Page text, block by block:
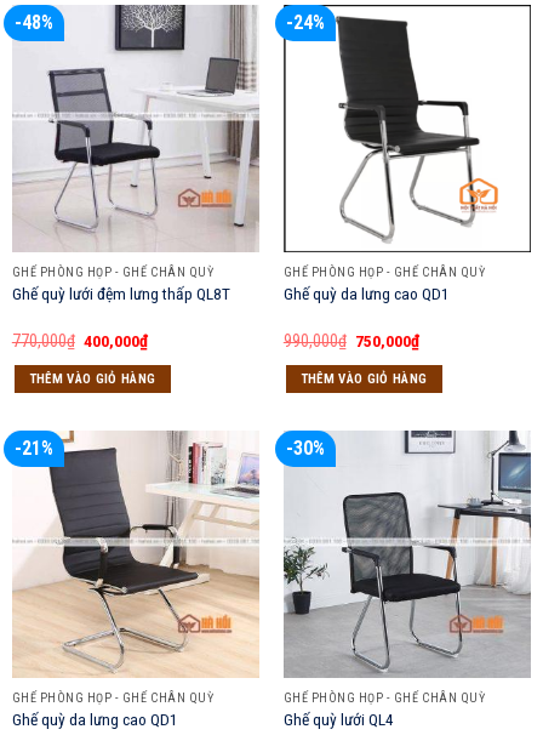
-48%
GHẾ PHÒNG HỌP - GHẾ CHÂN QUỲ
Ghế quỳ lưới đệm lưng thấp QL8T
770,000₫ Giá
là:
770,000₫.
400,000₫Giá
hiện
tại
là:
THÊM VÀO GIỎ HÀNG
-24%
GHẾ PHÒNG HỌP - GHẾ CHÂN QUỲ
Ghế quỳ da lưng cao QD1
990,000₫ Giá
là:
990,000₫.
750,000₫Giá
hiện
tại
là:
THÊM VÀO GIỎ HÀNG
-21%
GHẾ PHÒNG HỌP - GHẾ CHÂN QUỲ
Ghế quỳ da lưng cao QD1
-30%
GHẾ PHÒNG HỌP - GHẾ CHÂN QUỲ
Ghế quỳ lưới QL4